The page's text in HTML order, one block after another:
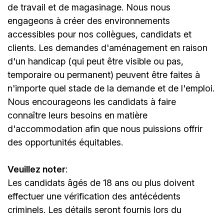
de travail et de magasinage. Nous nous
engageons à créer des environnements
accessibles pour nos collègues, candidats et
clients. Les demandes d'aménagement en raison
d'un handicap (qui peut être visible ou pas,
temporaire ou permanent) peuvent être faites à
n'importe quel stade de la demande et de l'emploi.
Nous encourageons les candidats à faire
connaître leurs besoins en matière
d'accommodation afin que nous puissions offrir
des opportunités équitables.
Veuillez noter:
Les candidats âgés de 18 ans ou plus doivent
effectuer une vérification des antécédents
criminels. Les détails seront fournis lors du